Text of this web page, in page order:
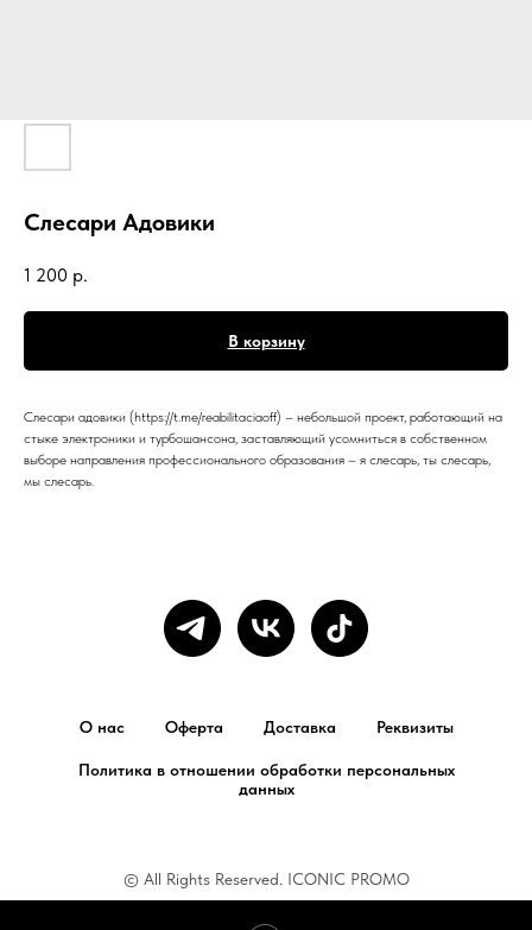
Слесари Адовики
1 200 р.
В корзину
Слесари адовики (https://t.me/reabilitaciaoff) – небольшой проект, работающий на
стыке электроники и турбошансона, заставляющий усомниться в собственном
выборе направления профессионального образования – я слесарь, ты слесарь,
мы слесарь.
О нас Оферта Доставка Реквизиты
Политика в отношении обработки персональных
данных
© All Rights Reserved. ICONIC PROMO